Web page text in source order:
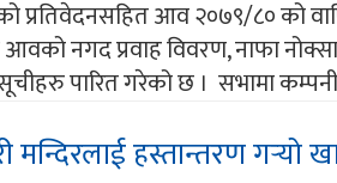
प्रतिवेदनसहित आव २०७९/८० को
आवको नगद प्रवाह विवरण, नाफा
पारित गरेको छ । सभामा
हस्तान्तरण गर्‍यो